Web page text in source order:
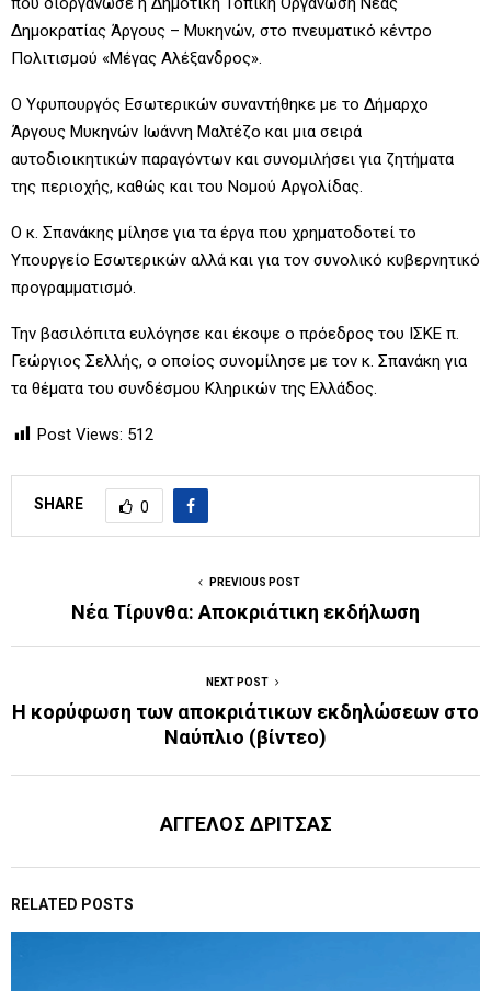
Δημοκρατίας Άργους – Μυκηνών, στο πνευματικό κέντρο
Πολιτισμού «Μέγας Αλέξανδρος».
Ο Υφυπουργός Εσωτερικών συναντήθηκε με το Δήμαρχο
Άργους Μυκηνών Ιωάννη Μαλτέζο και μια σειρά
αυτοδιοικητικών παραγόντων και συνομιλήσει για ζητήματα
της περιοχής, καθώς και του Νομού Αργολίδας.
Ο κ. Σπανάκης μίλησε για τα έργα που χρηματοδοτεί το
Υπουργείο Εσωτερικών αλλά και για τον συνολικό κυβερνητικό
προγραμματισμό.
Την βασιλόπιτα ευλόγησε και έκοψε ο πρόεδρος του ΙΣΚΕ π.
Γεώργιος Σελλής, ο οποίος συνομίλησε με τον κ. Σπανάκη για
τα θέματα του συνδέσμου Κληρικών της Ελλάδος.
Post Views: 512
SHARE 0
PREVIOUS POST
Νέα Τίρυνθα: Aποκριάτικη εκδήλωση
NEXT POST
Η κορύφωση των αποκριάτικων εκδηλώσεων στο
Ναύπλιο (βίντεο)
ΑΓΓΕΛΟΣ ΔΡΙΤΣΑΣ
RELATED POSTS